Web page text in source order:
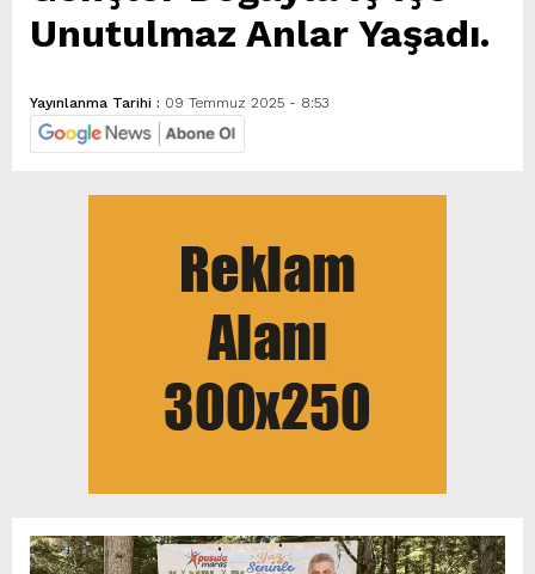
Unutulmaz Anlar Yaşadı.
Yayınlanma Tarihi : 09 Temmuz 2025 - 8:53